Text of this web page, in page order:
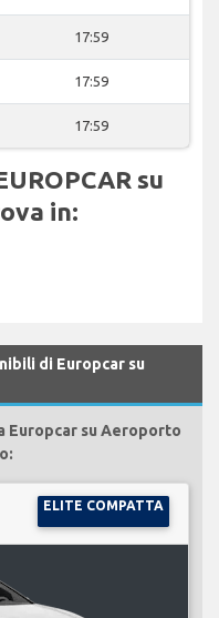
17:59
17:59
17:59
su
in:
di Europcar su
Europcar su Aeroporto
ELITE COMPATTA